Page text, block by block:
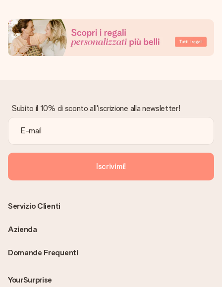
Subito il 10% di sconto all'iscrizione alla newsletter!
Iscrivimi!
Domande Frequenti
YourSurprise
Servizio Clienti
Azienda